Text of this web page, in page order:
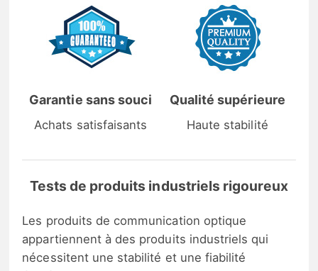
Garantie sans souci
Achats satisfaisants
Qualité supérieure
Haute stabilité
Tests de produits industriels rigoureux
Les produits de communication optique
appartiennent à des produits industriels qui
nécessitent une stabilité et une fiabilité